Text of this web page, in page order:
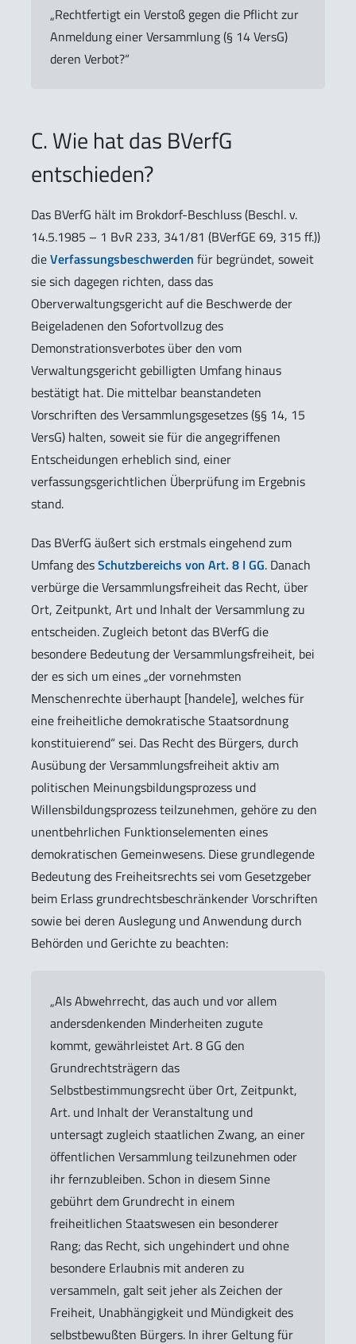
„Rechtfertigt ein Verstoß gegen die Pflicht zur
Anmeldung einer Versammlung (§ 14 VersG)
deren Verbot?“
C. Wie hat das BVerfG
entschieden?
Das BVerfG hält im Brokdorf-Beschluss (Beschl. v.
14.5.1985 – 1 BvR 233, 341/81 (BVerfGE 69, 315 ff.))
dieVerfassungsbeschwerden für begründet, soweit
sie sich dagegen richten, dass das
Oberverwaltungsgericht auf die Beschwerde der
Beigeladenen den Sofortvollzug des
Demonstrationsverbotes über den vom
Verwaltungsgericht gebilligten Umfang hinaus
bestätigt hat. Die mittelbar beanstandeten
Vorschriften des Versammlungsgesetzes (§§ 14, 15
VersG) halten, soweit sie für die angegriffenen
Entscheidungen erheblich sind, einer
verfassungsgerichtlichen Überprüfung im Ergebnis
stand.
Das BVerfG äußert sich erstmals eingehend zum
Umfang desSchutzbereichs von Art. 8 I GG. Danach
verbürge die Versammlungsfreiheit das Recht, über
Ort, Zeitpunkt, Art und Inhalt der Versammlung zu
entscheiden. Zugleich betont das BVerfG die
besondere Bedeutung der Versammlungsfreiheit, bei
der es sich um eines „der vornehmsten
Menschenrechte überhaupt [handele], welches für
eine freiheitliche demokratische Staatsordnung
konstituierend“ sei. Das Recht des Bürgers, durch
Ausübung der Versammlungsfreiheit aktiv am
politischen Meinungsbildungsprozess und
Willensbildungsprozess teilzunehmen, gehöre zu den
unentbehrlichen Funktionselementen eines
demokratischen Gemeinwesens. Diese grundlegende
Bedeutung des Freiheitsrechts sei vom Gesetzgeber
beim Erlass grundrechtsbeschränkender Vorschriften
sowie bei deren Auslegung und Anwendung durch
Behörden und Gerichte zu beachten:
„Als Abwehrrecht, das auch und vor allem
andersdenkenden Minderheiten zugute
kommt, gewährleistet Art. 8 GG den
Grundrechtsträgern das
Selbstbestimmungsrecht über Ort, Zeitpunkt,
Art. und Inhalt der Veranstaltung und
untersagt zugleich staatlichen Zwang, an einer
öffentlichen Versammlung teilzunehmen oder
ihr fernzubleiben. Schon in diesem Sinne
gebührt dem Grundrecht in einem
freiheitlichen Staatswesen ein besonderer
Rang; das Recht, sich ungehindert und ohne
besondere Erlaubnis mit anderen zu
versammeln, galt seit jeher als Zeichen der
Freiheit, Unabhängigkeit und Mündigkeit des
selbstbewußten Bürgers. In ihrer Geltung für